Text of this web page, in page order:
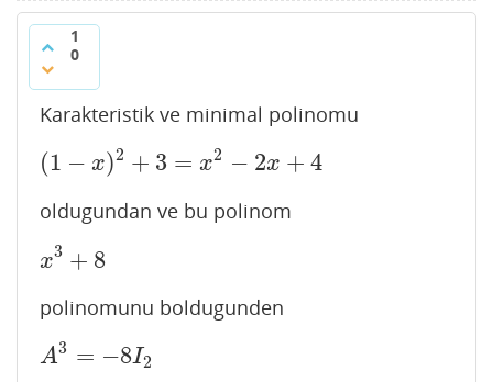
1
0
Karakteristik ve minimal polinomu
(1 − x)2 + 3 = x2 − 2x + 4
(1− x)2 +3=x 2−2 x+ 4
oldugundan ve bu polinom
x3 + 8
x3+8
polinomunu boldugunden
A3 = −8I2
A 3= −8I2